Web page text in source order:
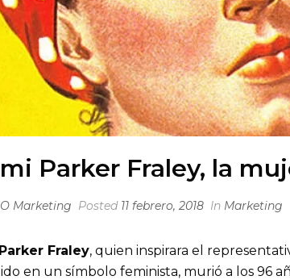
Parker Fraley, la
Marketing Posted 11 febrero, 2018 In Marketing
Fraley, quien inspirara el
en un símbolo feminista, murió a los 96